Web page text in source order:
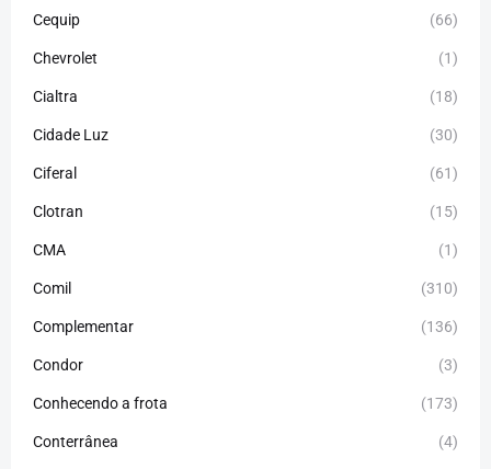
Cequip (66)
Chevrolet (1)
Cialtra (18)
Cidade Luz (30)
Ciferal (61)
Clotran (15)
CMA (1)
Comil (310)
Complementar (136)
Condor (3)
Conhecendo a frota (173)
Conterrânea (4)